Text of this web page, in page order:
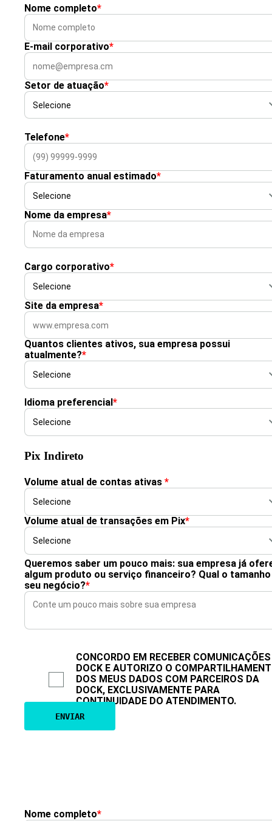
Nome completo*
E-mail corporativo*
Setor de atuação*
Telefone*
Faturamento anual estimado*
Nome da empresa*
Cargo corporativo*
Site da empresa*
Quantos clientes ativos, sua empresa possui
atualmente?*
Idioma preferencial*
Pix Indireto
Volume atual de contas ativas *
Volume atual de transações em Pix*
Queremos saber um pouco mais: sua empresa já
algum produto ou serviço financeiro? Qual o
seu negócio?*
CONCORDO EM RECEBER
DOCK E AUTORIZO O
DOS MEUS DADOS COM PARCEIROS DA
DOCK, EXCLUSIVAMENTE PARA
CONTINUIDADE DO ATENDIMENTO.
Nome completo*